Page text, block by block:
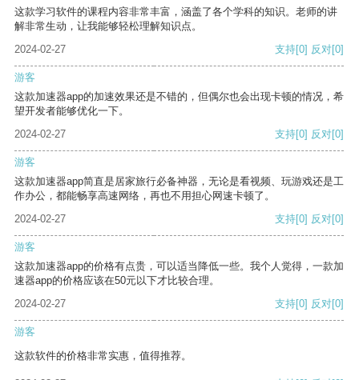
这款学习软件的课程内容非常丰富，涵盖了各个学科的知识。老师的讲
解非常生动，让我能够轻松理解知识点。
2024-02-27
支持[0] 反对[0]
游客
这款加速器app的加速效果还是不错的，但偶尔也会出现卡顿的情况，希
望开发者能够优化一下。
2024-02-27
支持[0] 反对[0]
游客
这款加速器app简直是居家旅行必备神器，无论是看视频、玩游戏还是工
作办公，都能畅享高速网络，再也不用担心网速卡顿了。
2024-02-27
支持[0] 反对[0]
游客
这款加速器app的价格有点贵，可以适当降低一些。我个人觉得，一款加
速器app的价格应该在50元以下才比较合理。
2024-02-27
支持[0] 反对[0]
游客
这款软件的价格非常实惠，值得推荐。